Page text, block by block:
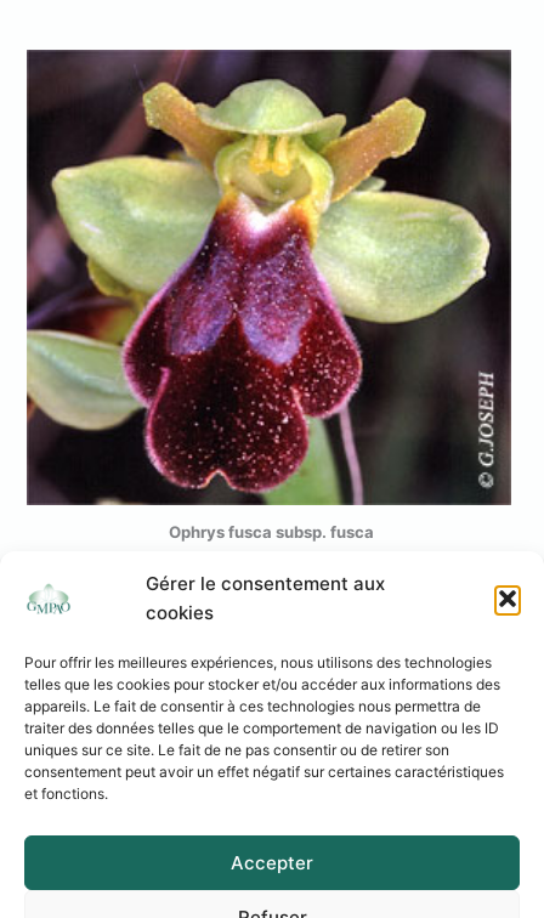
Gérer le consentement aux
cookies
Pour offrir les meilleures expériences, nous utilisons des technologies
telles que les cookies pour stocker et/ou accéder aux informations des
appareils. Le fait de consentir à ces technologies nous permettra de
traiter des données telles que le comportement de navigation ou les ID
uniques sur ce site. Le fait de ne pas consentir ou de retirer son
consentement peut avoir un effet négatif sur certaines caractéristiques
et fonctions.
Accepter
Ophrys fusca subsp. fusca
Association Loi 1901 - Siège social : 37 rue de l’Autan Blanc – 31240 L’Union
Politique de cookies